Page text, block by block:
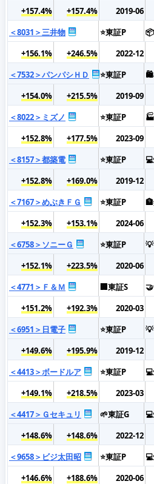
+157.4%
+157.4% 2019-06
＜8031＞三井物
⭐東証P
+156.1%
+246.5% 2022-12
＜7532＞パンパシＨＤ
⭐東証P 🛍️
+154.0%
+215.5% 2019-09
＜8022＞ミズノ
⭐東証P
+152.8%
+177.5% 2023-09
＜8157＞都築電
⭐東証P
+152.8%
+169.0% 2019-12
＜7167＞めぶきＦＧ
⭐東証P
+152.3%
+153.1% 2024-06
＜6758＞ソニーＧ
⭐東証P
+152.1%
+223.5% 2020-06
＜4771＞Ｆ＆Ｍ
🏢東証S
+151.2%
+192.3% 2020-03
＜6951＞日電子
⭐東証P
+149.6%
+195.9% 2019-12
＜4413＞ボードルア
⭐東証P
+149.1%
+218.5% 2023-03
＜4417＞Ｇセキュリ
🌱東証G
+148.6%
+148.6% 2022-12
＜9658＞ビジ太田昭
⭐東証P
+146.6%
+188.6% 2020-06